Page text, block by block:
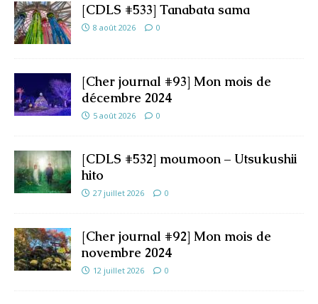
[CDLS #533] Tanabata sama
8 août 2026 0
[Cher journal #93] Mon mois de
décembre 2024
5 août 2026 0
[CDLS #532] moumoon – Utsukushii
hito
27 juillet 2026 0
[Cher journal #92] Mon mois de
novembre 2024
12 juillet 2026 0